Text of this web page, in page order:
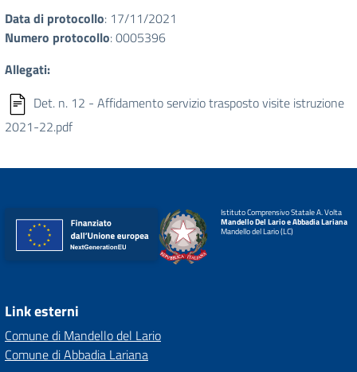
Data di protocollo: 17/11/2021
Numero protocollo: 0005396
Allegati:
Det. n. 12 - Affidamento servizio trasposto visite istruzione
2021-22.pdf
Istituto Comprensivo Statale A. Volta
Mandello Del Lario e Abbadia Lariana
Mandello del Lario (LC)
Link esterni
Comune di Mandello del Lario
Comune di Abbadia Lariana